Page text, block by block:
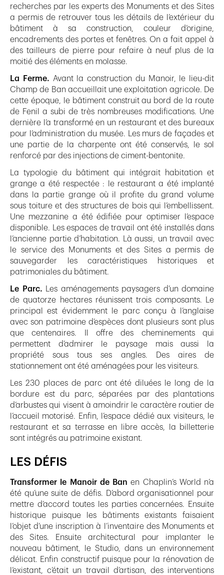
recherches par les experts des Monuments et des Sites
a permis de retrouver tous les détails de l’extérieur du
bâtiment à sa construction, couleur d’origine,
encadrements des portes et fenêtres. On a fait appel à
des tailleurs de pierre pour refaire à neuf plus de la
moitié des éléments en molasse.
La Ferme. Avant la construction du Manoir, le lieu-dit
Champ de Ban accueillait une exploitation agricole. De
cette époque, le bâtiment construit au bord de la route
de Fenil a subi de très nombreuses modifications. Une
dernière l’a transformé en un restaurant et des bureaux
pour l’administration du musée. Les murs de façades et
une partie de la charpente ont été conservés, le sol
renforcé par des injections de ciment-bentonite.
La typologie du bâtiment qui intégrait habitation et
grange a été respectée : le restaurant a été implanté
dans la partie grange où il profite du grand volume
sous toiture et des structures de bois qui l’embellissent.
Une mezzanine a été édifiée pour optimiser l’espace
disponible. Les espaces de travail ont été installés dans
l’ancienne partie d’habitation. Là aussi, un travail avec
le service des Monuments et des Sites a permis de
sauvegarder les caractéristiques historiques et
patrimoniales du bâtiment.
Le Parc. Les aménagements paysagers d’un domaine
de quatorze hectares réunissent trois composants. Le
principal est évidemment le parc conçu à l’anglaise
avec son patrimoine d’espèces dont plusieurs sont plus
que centenaires. Il offre des cheminements qui
permettent d’admirer le paysage mais aussi la
propriété sous tous ses angles. Des aires de
stationnement ont été aménagées pour les visiteurs.
Les 230 places de parc ont été diluées le long de la
bordure est du parc, séparées par des plantations
d’arbustes qui visent à amoindrir le caractère routier de
l’accueil motorisé. Enfin, l’espace dédié aux visiteurs, le
restaurant et sa terrasse en libre accès, la billetterie
sont intégrés au patrimoine existant.
LES DÉFIS
Transformer le Manoir de Ban en Chaplin’s World n’a
été qu’une suite de défis. D’abord organisationnel pour
mettre d’accord toutes les parties concernées. Ensuite
historique puisque les bâtiments existants faisaient
l’objet d’une inscription à l’inventaire des Monuments et
des Sites. Ensuite architectural pour implanter le
nouveau bâtiment, le Studio, dans un environnement
délicat. Enfin constructif puisque pour la rénovation de
l’existant, c’était un travail d’artisan, des interventions